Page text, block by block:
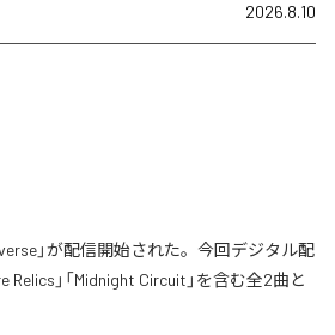
2026.8.10
」が配信開始された。今回デジタル配
」「Midnight Circuit」を含む全2曲と